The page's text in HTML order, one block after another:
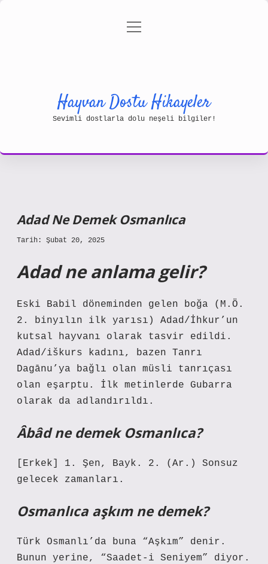
Gizlilik Politikası
menüyü
Hayvan Dostu Hikayeler
Sevimli dostlarla dolu neşeli bilgiler!
Adad Ne Demek Osmanlıca
Tarih: Şubat 20, 2025
Adad ne anlama gelir?
Eski Babil döneminden gelen boğa (M.Ö.
2. binyılın ilk yarısı) Adad/İhkur’un
kutsal hayvanı olarak tasvir edildi.
Adad/iškurs kadını, bazen Tanrı
Dagānu’ya bağlı olan müsli tanrıçası
olan eşarptu. İlk metinlerde Gubarra
olarak da adlandırıldı.
Âbâd ne demek Osmanlıca?
[Erkek] 1. Şen, Bayk. 2. (Ar.) Sonsuz
gelecek zamanları.
Osmanlıca aşkım ne demek?
Türk Osmanlı’da buna “Aşkım” denir.
Bunun yerine, “Saadet-i Seniyem” diyor.